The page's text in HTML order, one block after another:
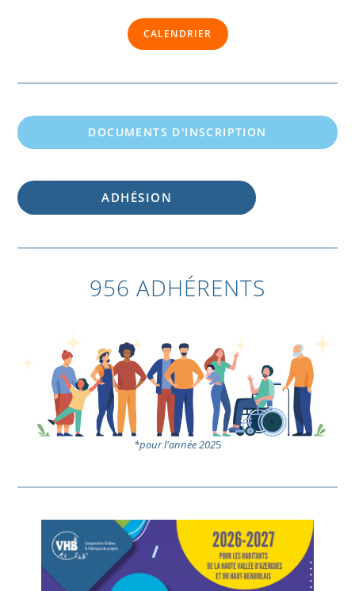
CALENDRIER
DOCUMENTS D'INSCRIPTION
ADHÉSION
956 ADHÉRENTS
*pour l'année 2025